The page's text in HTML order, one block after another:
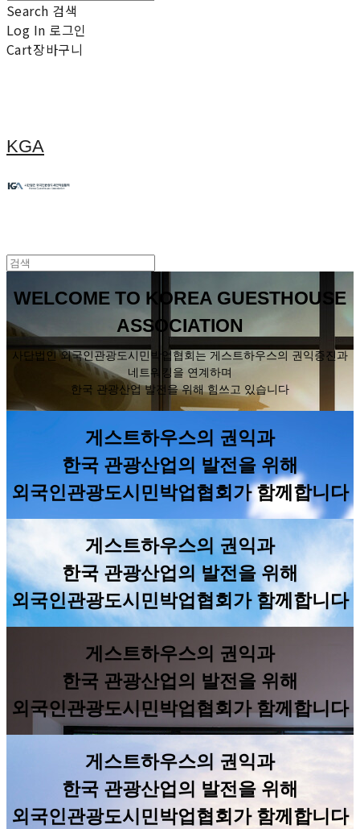
Search 검색
Log In 로그인
Cart장바구니
KGA
WELCOME TO KOREA GUESTHOUSE
ASSOCIATION
사단법인 외국인관광도시민박업협회는 게스트하우스의 권익증진과
네트워킹을 연계하며
한국 관광산업 발전을 위해 힘쓰고 있습니다
게스트하우스의 권익과
한국 관광산업의 발전을 위해
외국인관광도시민박업협회가 함께합니다
게스트하우스의 권익과
한국 관광산업의 발전을 위해
외국인관광도시민박업협회가 함께합니다
게스트하우스의 권익과
한국 관광산업의 발전을 위해
외국인관광도시민박업협회가 함께합니다
게스트하우스의 권익과
한국 관광산업의 발전을 위해
외국인관광도시민박업협회가 함께합니다